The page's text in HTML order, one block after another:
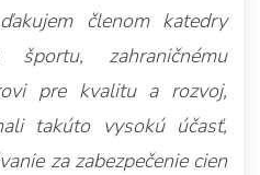
členom katedry
zahraničnému
pre kvalitu a rozvoj,
takúto vysokú účasť,
za zabezpečenie cien